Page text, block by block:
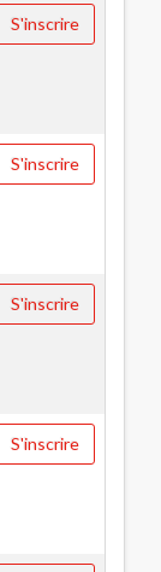
S'inscrire
S'inscrire
S'inscrire
S'inscrire